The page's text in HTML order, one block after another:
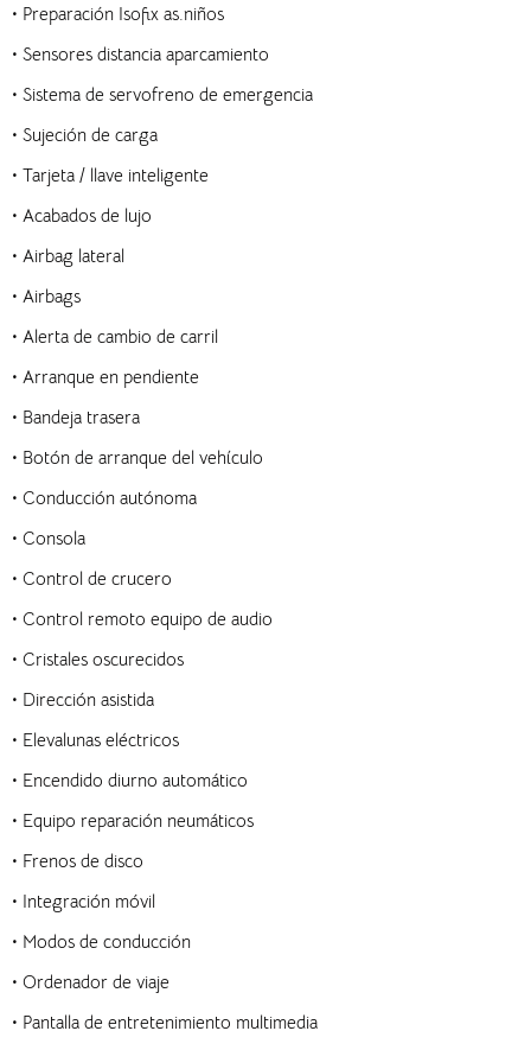
• Preparación Isofix as.niños
• Sensores distancia aparcamiento
• Sistema de servofreno de emergencia
• Sujeción de carga
• Tarjeta / llave inteligente
• Acabados de lujo
• Airbag lateral
• Airbags
• Alerta de cambio de carril
• Arranque en pendiente
• Bandeja trasera
• Botón de arranque del vehículo
• Conducción autónoma
• Consola
• Control de crucero
• Control remoto equipo de audio
• Cristales oscurecidos
• Dirección asistida
• Elevalunas eléctricos
• Encendido diurno automático
• Equipo reparación neumáticos
• Frenos de disco
• Integración móvil
• Modos de conducción
• Ordenador de viaje
• Pantalla de entretenimiento multimedia